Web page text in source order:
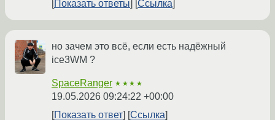
Показать ответы
Ссылка
но зачем это всё, если есть надёжный
ice3WM ?
SpaceRanger ★★★★
19.05.2026 09:24:22 +00:00
Показать ответ
Ссылка